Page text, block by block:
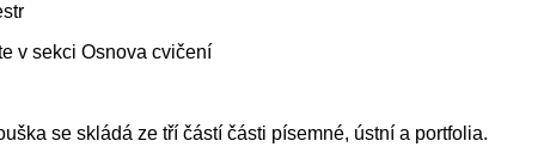
v sekci Osnova cvičení
se skládá ze tří částí části písemné, ústní a portfolia.